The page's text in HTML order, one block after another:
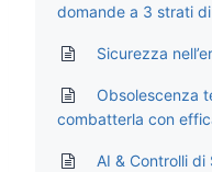
domande a 3 strati
Sicurezza
Obsolescenza
combatterla con
AI & Controlli di